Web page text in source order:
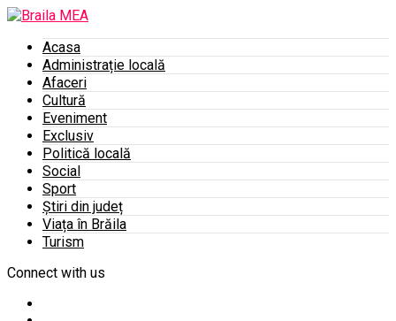
Acasa
Administrație locală
Afaceri
Cultură
Eveniment
Exclusiv
Politică locală
Social
Sport
Știri din județ
Viața în Brăila
Turism
Connect with us